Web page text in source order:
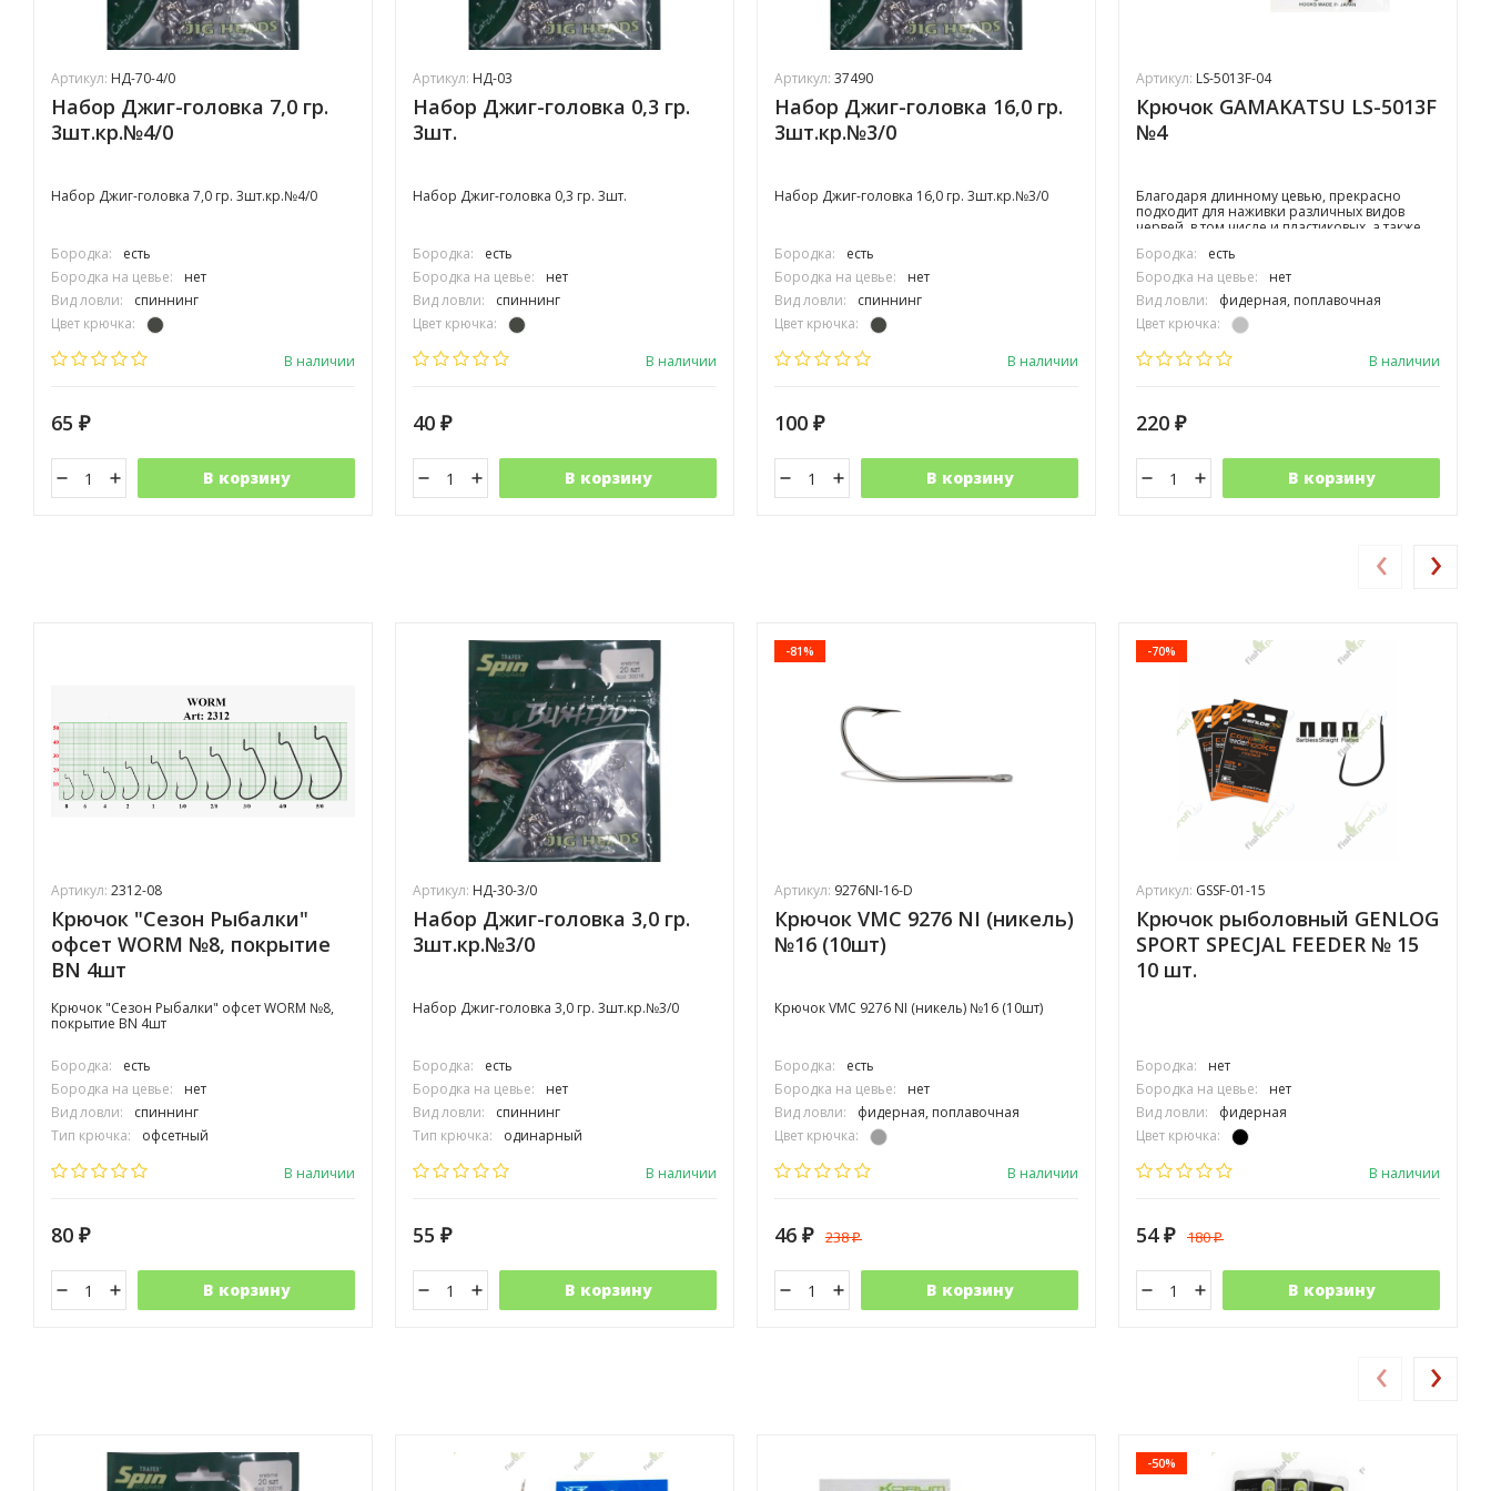
Артикул: НД-70-4/0
Набор Джиг-головка 7,0 гр.
3шт.кр.№4/0
Набор Джиг-головка 7,0 гр. 3шт.кр.№4/0
Бородка:
есть
Бородка на цевье:
нет
Вид ловли:
спиннинг
Цвет крючка:
Тип крючка:
В наличии
65 ₽
В корзину
Артикул: НД-03
Набор Джиг-головка 0,3 гр.
3шт.
Набор Джиг-головка 0,3 гр. 3шт.
Бородка:
есть
Бородка на цевье:
нет
Вид ловли:
спиннинг
Цвет крючка:
Тип крючка:
В наличии
40 ₽
В корзину
Артикул: 37490
Набор Джиг-головка 16,0 гр.
3шт.кр.№3/0
Набор Джиг-головка 16,0 гр. 3шт.кр.№3/0
Бородка:
есть
Бородка на цевье:
нет
Вид ловли:
спиннинг
Цвет крючка:
Тип крючка:
В наличии
100 ₽
В корзину
Артикул: LS-5013F-04
Крючок GAMAKATSU LS-5013F
№4
Благодаря длинному цевью, прекрасно
подходит для наживки различных видов
червей, в том числе и пластиковых, а также
отцеплять рыбу, не касаясь ее.
Бородка:
есть
Бородка на цевье:
нет
Вид ловли:
фидерная, поплавочная
Цвет крючка:
Тип крючка:
В наличии
220 ₽
В корзину
Артикул: 2312-08
Крючок "Сезон Рыбалки"
офсет WORM №8, покрытие
BN 4шт
Крючок "Сезон Рыбалки" офсет WORM №8,
покрытие BN 4шт
Бородка:
есть
Бородка на цевье:
нет
Вид ловли:
спиннинг
Тип крючка:
офсетный
Размер крючка:
В наличии
80 ₽
В корзину
Артикул: НД-30-3/0
Набор Джиг-головка 3,0 гр.
3шт.кр.№3/0
Набор Джиг-головка 3,0 гр. 3шт.кр.№3/0
Бородка:
есть
Бородка на цевье:
нет
Вид ловли:
спиннинг
Тип крючка:
одинарный
Размер крючка:
В наличии
55 ₽
В корзину
-81%
Артикул: 9276NI-16-D
Крючок VMC 9276 NI (никель)
№16 (10шт)
Крючок VMC 9276 NI (никель) №16 (10шт)
Бородка:
есть
Бородка на цевье:
нет
Вид ловли:
фидерная, поплавочная
Цвет крючка:
Тип крючка:
В наличии
46 ₽ 238₽
В корзину
-70%
Артикул: GSSF-01-15
Крючок рыболовный GENLOG
SPORT SPECJAL FEEDER № 15
10 шт.
Бородка:
нет
Бородка на цевье:
нет
Вид ловли:
фидерная
Цвет крючка:
Тип крючка:
В наличии
54 ₽ 180₽
В корзину
‹ ›
-50%
‹ ›